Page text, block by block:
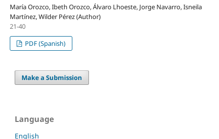
María Orozco, Ibeth Orozco, Álvaro Lhoeste, Jorge Navarro, Isneila
Martínez, Wilder Pérez (Author)
21-40
PDF (Spanish)
Make a Submission
Language
English